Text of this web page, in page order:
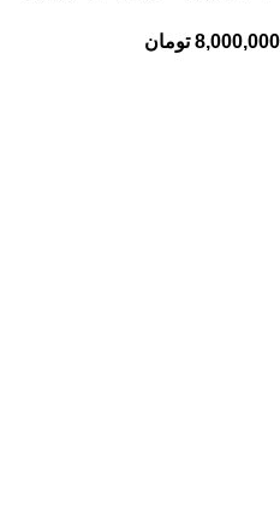
8,000,000 تومان